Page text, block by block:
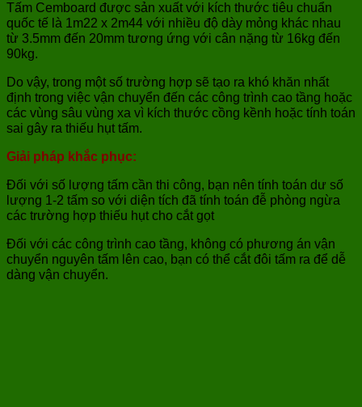
Tấm Cemboard được sản xuất với kích thước tiêu chuẩn
quốc tế là 1m22 x 2m44 với nhiều độ dày mỏng khác nhau
từ 3.5mm đến 20mm tương ứng với cân nặng từ 16kg đến
90kg.
Do vậy, trong một số trường hợp sẽ tạo ra khó khăn nhất
định trong việc vận chuyển đến các công trình cao tầng hoặc
các vùng sâu vùng xa vì kích thước cồng kềnh hoặc tính toán
sai gây ra thiếu hụt tấm.
Giải pháp khắc phục:
Đối với số lượng tấm cần thi công, bạn nên tính toán dư số
lượng 1-2 tấm so với diện tích đã tính toán đễ phòng ngừa
các trường hợp thiếu hụt cho cắt gọt
Đối với các công trình cao tầng, không có phương án vận
chuyển nguyên tấm lên cao, bạn có thể cắt đôi tấm ra để dễ
dàng vận chuyển.